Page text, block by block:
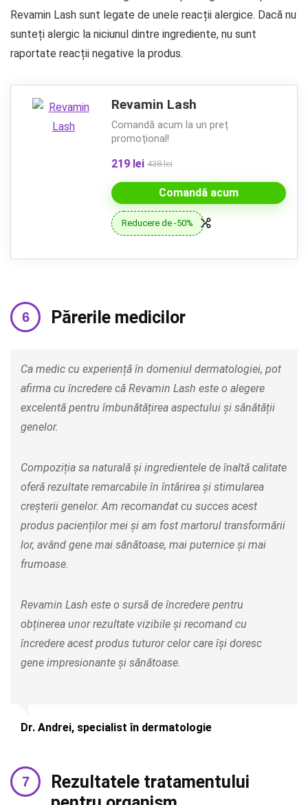
Revamin Lash sunt legate de unele reacții alergice. Dacă nu
sunteți alergic la niciunul dintre ingrediente, nu sunt
raportate reacții negative la produs.
Revamin Lash
Comandă acum la un preț
promoțional!
219 lei 438 lei
Comandă acum
Reducere de -50%
Părerile medicilor
Ca medic cu experiență în domeniul dermatologiei, pot
afirma cu încredere că Revamin Lash este o alegere
excelentă pentru îmbunătățirea aspectului și sănătății
genelor.
Compoziția sa naturală și ingredientele de înaltă calitate
oferă rezultate remarcabile în întărirea și stimularea
creșterii genelor. Am recomandat cu succes acest
produs pacienților mei și am fost martorul transformării
lor, având gene mai sănătoase, mai puternice și mai
frumoase.
Revamin Lash este o sursă de încredere pentru
obținerea unor rezultate vizibile și recomand cu
încredere acest produs tuturor celor care își doresc
gene impresionante și sănătoase.
Dr. Andrei, specialist în dermatologie
Rezultatele tratamentului